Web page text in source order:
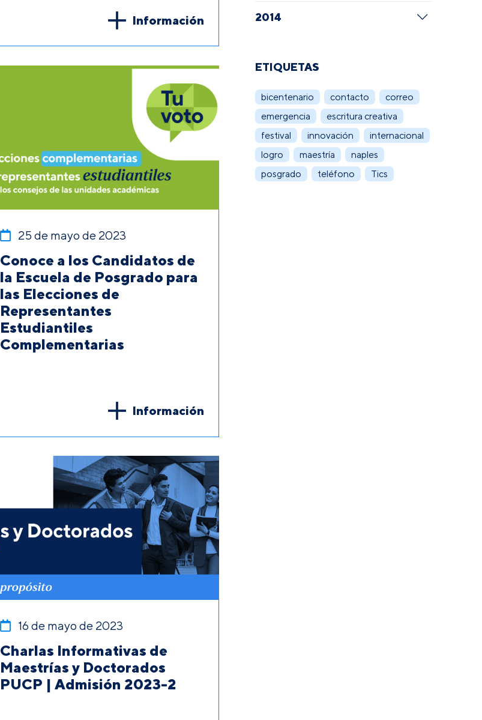
Información
25 de mayo de 2023
Conoce a los Candidatos de
la Escuela de Posgrado para
las Elecciones de
Representantes
Estudiantiles
Complementarias
Información
16 de mayo de 2023
Charlas Informativas de
Maestrías y Doctorados
PUCP | Admisión 2023-2
2014
ETIQUETAS
bicentenario contacto
correo
emergencia
escritura creativa
festival
innovación
internacional
logro
maestría
naples
posgrado
teléfono Tics